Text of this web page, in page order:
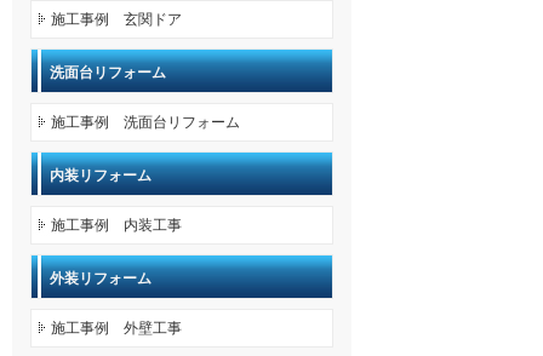
施工事例 玄関ドア
洗面台リフォーム
施工事例 洗面台リフォーム
内装リフォーム
施工事例 内装工事
外装リフォーム
施工事例 外壁工事